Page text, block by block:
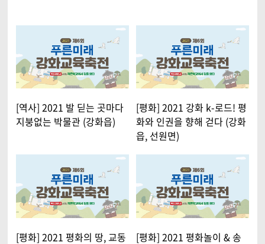
[역사] 2021 발 딛는 곳마다
지붕없는 박물관 (강화읍)
[평화] 2021 강화 k-로드! 평
화와 인권을 향해 걷다 (강화
읍, 선원면)
[평화] 2021 평화의 땅, 교동
[평화] 2021 평화놀이 & 송